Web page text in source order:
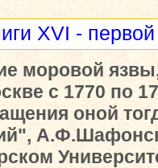
XVI -
моровой
с 1770 по
оной